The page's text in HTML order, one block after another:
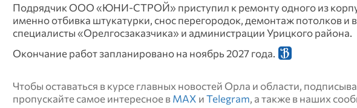
Подрядчик ООО «ЮНИ-СТРОЙ» приступил к ремонту одного из
именно отбивка штукатурки, снос перегородок, демонтаж потолков и
специалисты «Орелгосзаказчика» и администрации Урицкого района.
Окончание работ запланировано на ноябрь 2027 года.
Чтобы оставаться в курсе главных новостей Орла и области,
пропускайте самое интересное в MAX и Telegram , а также в наших